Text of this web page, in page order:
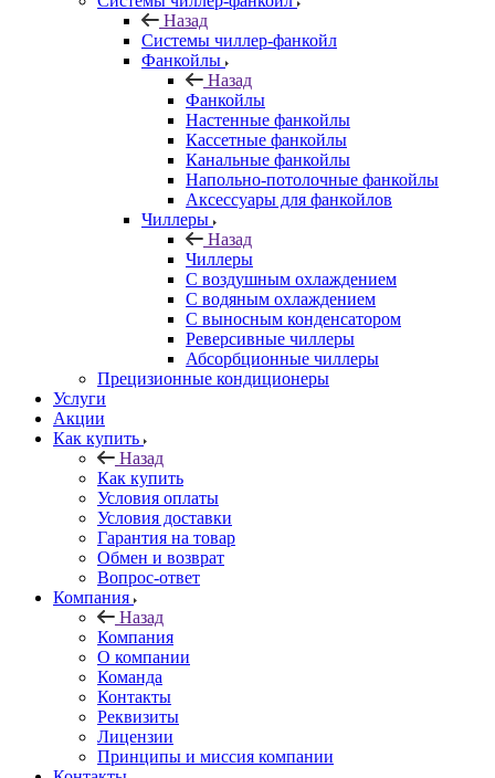
Назад
Системы чиллер-фанкойл
Фанкойлы
Назад
Фанкойлы
Настенные фанкойлы
Кассетные фанкойлы
Канальные фанкойлы
Напольно-потолочные фанкойлы
Аксессуары для фанкойлов
Чиллеры
Назад
Чиллеры
С воздушным охлаждением
С водяным охлаждением
С выносным конденсатором
Реверсивные чиллеры
Абсорбционные чиллеры
Прецизионные кондиционеры
Услуги
Акции
Как купить
Назад
Как купить
Условия оплаты
Условия доставки
Гарантия на товар
Обмен и возврат
Вопрос-ответ
Компания
Назад
Компания
О компании
Команда
Контакты
Реквизиты
Лицензии
Принципы и миссия компании